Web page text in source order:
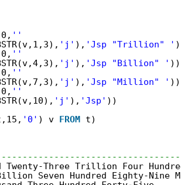
''
'j' ), 'Jsp "Trillion" '
''
'j' ), 'Jsp "Billion" ' ))
''
'j' ), 'Jsp "Million" ' ))
''
'j' ), 'Jsp' ))
'0' ) v FROM t)
Twenty-Three Trillion Four
Seven Hundred Eighty-Nine